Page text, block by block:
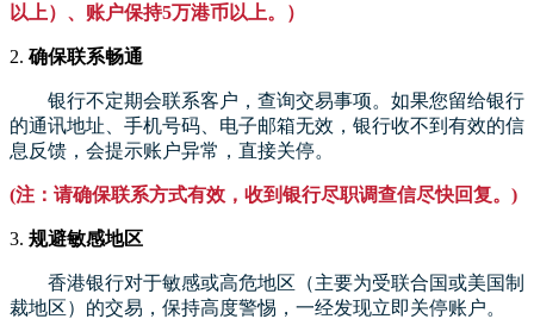
以上）、账户保持5万港币以上。）
2. 确保联系畅通
银行不定期会联系客户，查询交易事项。如果您留给银行
的通讯地址、手机号码、电子邮箱无效，银行收不到有效的信
息反馈，会提示账户异常，直接关停。
(注：请确保联系方式有效，收到银行尽职调查信尽快回复。)
3. 规避敏感地区
香港银行对于敏感或高危地区（主要为受联合国或美国制
裁地区）的交易，保持高度警惕，一经发现立即关停账户。